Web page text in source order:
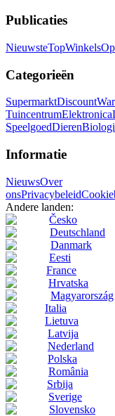
Publicaties
NieuwsteTopWinkels
Categorieën
SupermarktDiscount
TuincentrumElektronica
SpeelgoedDieren
Informatie
NieuwsOver
onsPrivacybeleid
Andere landen:
Česko
Deutschland
Danmark
Eesti
France
Hrvatska
Magyarország
Italia
Lietuva
Latvija
Nederland
Polska
România
Srbija
Sverige
Slovensko